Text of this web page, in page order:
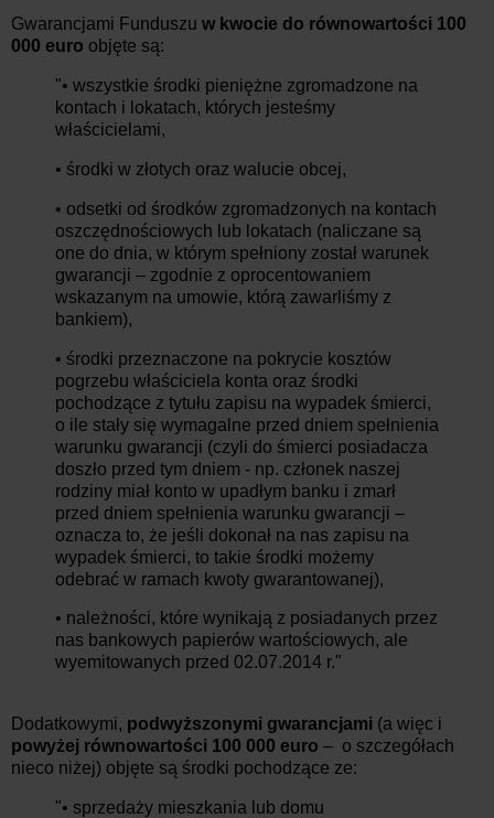
Gwarancjami Funduszu w kwocie do równowartości 100
000 euro objęte są:
"• wszystkie środki pieniężne zgromadzone na
kontach i lokatach, których jesteśmy
właścicielami,
• środki w złotych oraz walucie obcej,
• odsetki od środków zgromadzonych na kontach
oszczędnościowych lub lokatach (naliczane są
one do dnia, w którym spełniony został warunek
gwarancji – zgodnie z oprocentowaniem
wskazanym na umowie, którą zawarliśmy z
bankiem),
• środki przeznaczone na pokrycie kosztów
pogrzebu właściciela konta oraz środki
pochodzące z tytułu zapisu na wypadek śmierci,
o ile stały się wymagalne przed dniem spełnienia
warunku gwarancji (czyli do śmierci posiadacza
doszło przed tym dniem - np. członek naszej
rodziny miał konto w upadłym banku i zmarł
przed dniem spełnienia warunku gwarancji –
oznacza to, że jeśli dokonał na nas zapisu na
wypadek śmierci, to takie środki możemy
odebrać w ramach kwoty gwarantowanej),
• należności, które wynikają z posiadanych przez
nas bankowych papierów wartościowych, ale
wyemitowanych przed 02.07.2014 r."
Dodatkowymi, podwyższonymi gwarancjami (a więc i
powyżej równowartości 100 000 euro – o szczegółach
nieco niżej) objęte są środki pochodzące ze:
"• sprzedaży mieszkania lub domu